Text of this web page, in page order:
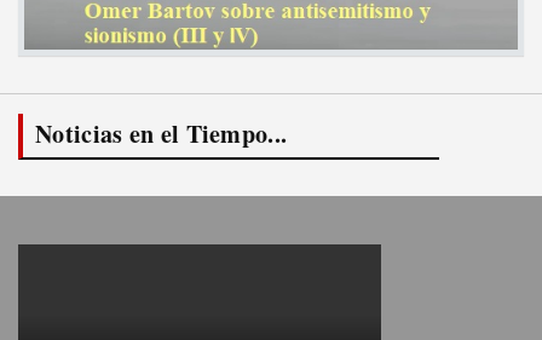
Noticias en el Tiempo...